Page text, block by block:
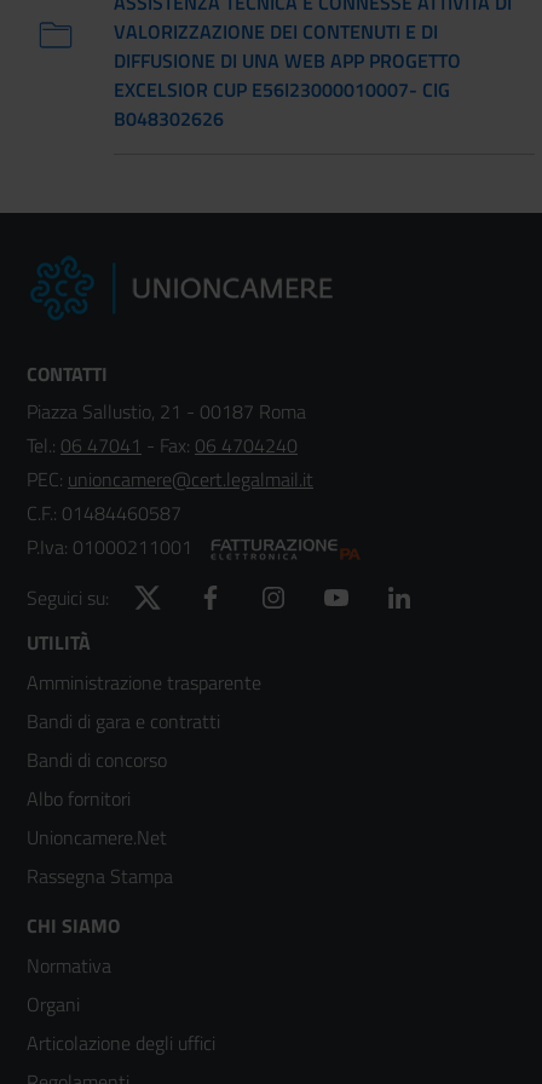
VALORIZZAZIONE DEI CONTENUTI E DI
DIFFUSIONE DI UNA WEB APP PROGETTO
EXCELSIOR CUP E56I23000010007- CIG
B048302626
CONTATTI
Piazza Sallustio, 21 - 00187 Roma
Tel.: 06 47041 - Fax: 06 4704240
PEC: unioncamere@cert.legalmail.it
C.F.: 01484460587
P.Iva: 01000211001
Seguici su:
Twitter Facebook Instagram YouTube
Footer
menù
colonna
2
UTILITÀ
Amministrazione trasparente
Bandi di gara e contratti
Bandi di concorso
Albo fornitori
Unioncamere.Net
Rassegna Stampa
Footer
menù
colonna
CHI SIAMO
Normativa
Organi
Articolazione degli uffici